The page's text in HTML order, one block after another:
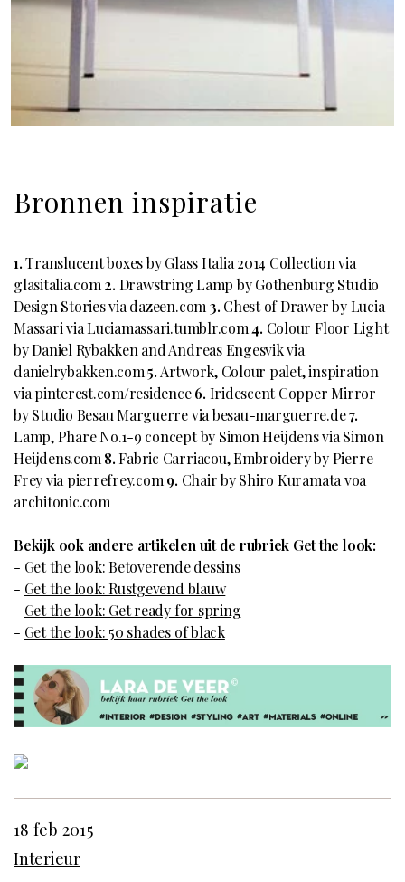
Bronnen inspiratie
1.Translucent boxes by Glass Italia 2014 Collection via
glasitalia.com 2. Drawstring Lamp by Gothenburg Studio
Design Stories via dazeen.com 3. Chest of Drawer by Lucia
Massari via Luciamassari.tumblr.com 4. Colour Floor Light
by Daniel Rybakken and Andreas Engesvik via
danielrybakken.com5. Artwork, Colour palet, inspiration
via pinterest.com/residence6. Iridescent Copper Mirror
by Studio Besau Marguerre via besau-marguerre.de7.
Lamp, Phare No.1-9 concept by Simon Heijdens via Simon
Heijdens.com 8.Fabric Carriacou, Embroidery by Pierre
Frey via pierrefrey.com 9. Chair by Shiro Kuramata voa
architonic.com
Bekijk ook andere artikelen uit de rubriek Get the look:
- Get the look: Betoverende dessins
- Get the look: Rustgevend blauw
- Get the look: Get ready for spring
- Get the look: 50 shades of black
18 feb 2015
Interieur